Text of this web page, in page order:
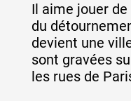
Il aime jouer
du
devient une
sont gravées
les rues de